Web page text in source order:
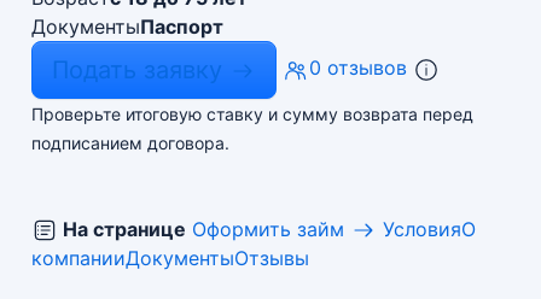
ДокументыПаспорт
Подать заявку 0 отзывов
Проверьте итоговую ставку и сумму возврата перед
подписанием договора.
На странице Оформить займ УсловияО
компанииДокументыОтзывы